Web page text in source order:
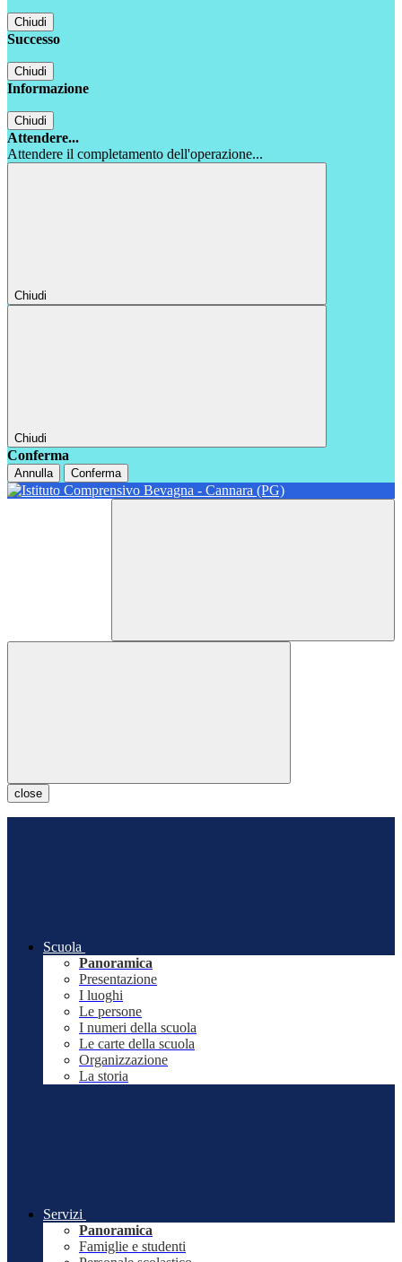
Chiudi
Successo
Chiudi
Informazione
Chiudi
Attendere...
Attendere il completamento dell'operazione...
Chiudi
Chiudi
Conferma
Annulla Conferma
close
Scuola
Panoramica
Presentazione
I luoghi
Le persone
I numeri della scuola
Le carte della scuola
Organizzazione
La storia
Servizi
Panoramica
Famiglie e studenti